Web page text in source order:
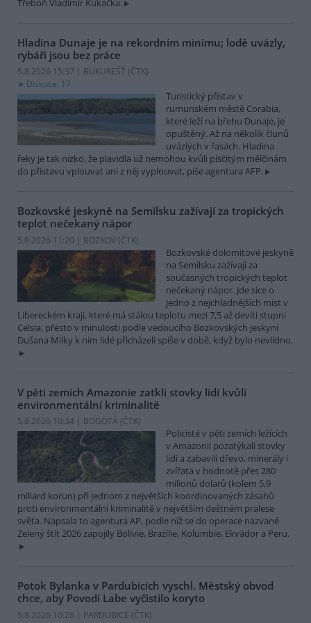
Třeboň Vladimír Kukačka.
Hladina Dunaje je na rekordním minimu; lodě uvázly,
rybáři jsou bez práce
5.8.2026 15:37 | BUKUREŠŤ (ČTK)
Diskuse: 17
Turistický přístav v
rumunském městě Corabia,
které leží na břehu Dunaje, je
opuštěný. Až na několik člunů
uvázlých v řasách. Hladina
řeky je tak nízko, že plavidla už nemohou kvůli písčitým mělčinám
do přístavu vplouvat ani z něj vyplouvat, píše agentura AFP.
Bozkovské jeskyně na Semilsku zažívají za tropických
teplot nečekaný nápor
5.8.2026 11:20 | BOZKOV (ČTK)
Bozkovské dolomitové jeskyně
na Semilsku zažívají za
současných tropických teplot
nečekaný nápor. Jde sice o
jedno z nejchladnějších míst v
Libereckém kraji, které má stálou teplotu mezi 7,5 až devíti stupni
Celsia, přesto v minulosti podle vedoucího Bozkovských jeskyní
Dušana Milky k nim lidé přicházeli spíše v době, když bylo nevlídno.
V pěti zemích Amazonie zatkli stovky lidí kvůli
environmentální kriminalitě
5.8.2026 10:34 | BOGOTÁ (ČTK)
Policisté v pěti zemích ležících
v Amazonii pozatýkali stovky
lidí a zabavili dřevo, minerály i
zvířata v hodnotě přes 280
milionů dolarů (kolem 5,9
miliard korun) při jednom z největších koordinovaných zásahů
proti environmentální kriminalitě v největším deštném pralese
světa. Napsala to agentura AP, podle níž se do operace nazvané
Zelený štít 2026 zapojily Bolívie, Brazílie, Kolumbie, Ekvádor a Peru.
Potok Bylanka v Pardubicích vyschl. Městský obvod
chce, aby Povodí Labe vyčistilo koryto
5.8.2026 10:26 | PARDUBICE (ČTK)